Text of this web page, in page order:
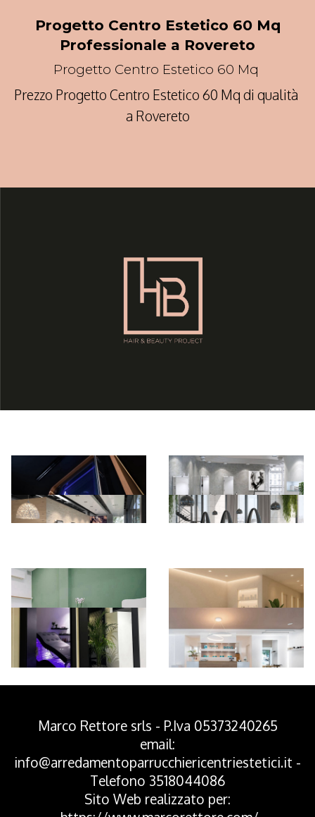
Progetto Centro Estetico 60 Mq
Professionale a Rovereto
Progetto Centro Estetico 60 Mq
Prezzo Progetto Centro Estetico 60 Mq di qualità
a Rovereto
Marco Rettore srls - P.Iva 05373240265
email:
info@arredamentoparrucchiericentriestetici.it -
Telefono 3518044086
Sito Web realizzato per: